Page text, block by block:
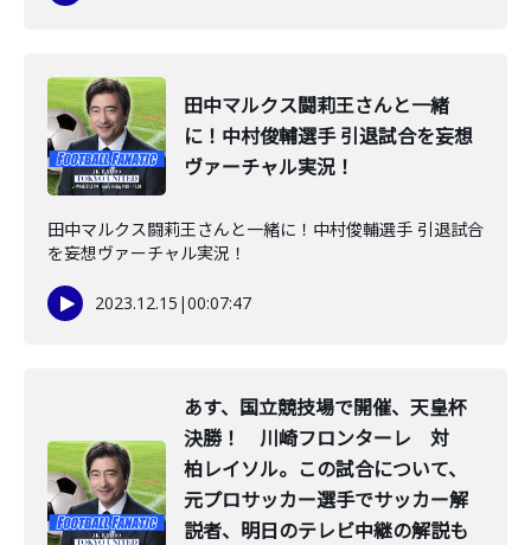
田中マルクス闘莉王さんと一緒
に！中村俊輔選手 引退試合を妄想
ヴァーチャル実況！
田中マルクス闘莉王さんと一緒に！中村俊輔選手 引退試合
を妄想ヴァーチャル実況！
2023.12.15 |00:07:47
あす、国立競技場で開催、天皇杯
決勝！ 川崎フロンターレ 対
柏レイソル。この試合について、
元プロサッカー選手でサッカー解
説者、明日のテレビ中継の解説も